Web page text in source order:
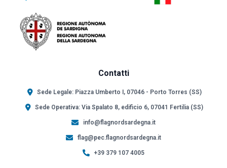
Contatti
Sede Legale: Piazza Umberto I, 07046 - Porto Torres (SS)
Sede Operativa: Via Spalato 8, edificio 6, 07041 Fertilia (SS)
info@flagnordsardegna.it
flag@pec.flagnordsardegna.it
+39 379 107 4005